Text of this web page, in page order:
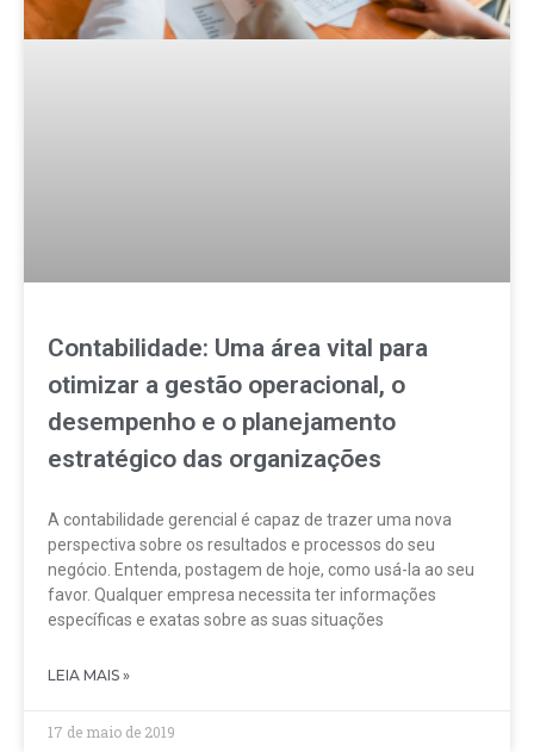
Contabilidade: Uma área vital para
otimizar a gestão operacional, o
desempenho e o planejamento
estratégico das organizações
A contabilidade gerencial é capaz de trazer uma nova
perspectiva sobre os resultados e processos do seu
negócio. Entenda, postagem de hoje, como usá-la ao seu
favor. Qualquer empresa necessita ter informações
específicas e exatas sobre as suas situações
LEIA MAIS »
17 de maio de 2019